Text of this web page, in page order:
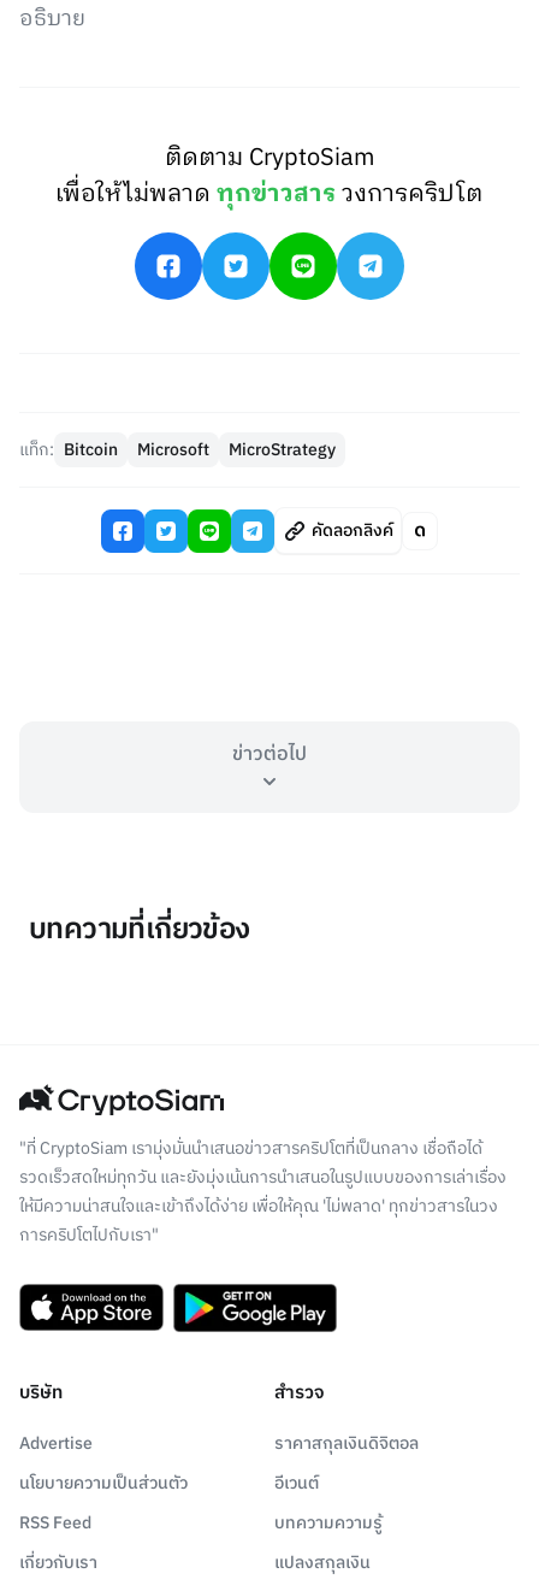
อธิบาย
ติดตาม CryptoSiam
เพื่อให้ไม่พลาดทุกข่าวสารวงการคริปโต
แท็ก: Bitcoin Microsoft MicroStrategy
คัดลอกลิงค์
ข่าวต่อไป
บทความที่เกี่ยวข้อง
"ที่ CryptoSiam เรามุ่งมั่นนำเสนอข่าวสารคริปโตที่เป็นกลาง เชื่อถือได้
รวดเร็วสดใหม่ทุกวัน และยังมุ่งเน้นการนำเสนอในรูปแบบของการเล่าเรื่อง
ให้มีความน่าสนใจและเข้าถึงได้ง่าย เพื่อให้คุณ 'ไม่พลาด' ทุกข่าวสารในวง
การคริปโตไปกับเรา"
บริษัท
Advertise
นโยบายความเป็นส่วนตัว
RSS Feed
เกี่ยวกับเรา
สำรวจ
ราคาสกุลเงินดิจิตอล
อีเวนต์
บทความความรู้
แปลงสกุลเงิน